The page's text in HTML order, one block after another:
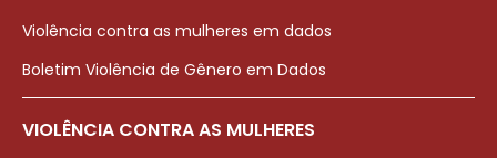
Violência contra as mulheres em dados
Boletim Violência de Gênero em Dados
VIOLÊNCIA CONTRA AS MULHERES